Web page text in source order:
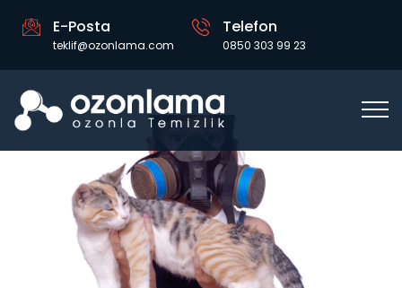
E-Posta
teklif@ozonlama.com
Telefon
0850 303 99 23